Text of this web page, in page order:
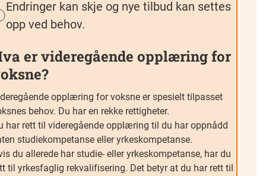
Endringer kan skje og nye tilbud kan settes
opp ved behov.
er videregående opplæring for
opplæring for voksne er spesielt tilpasset
behov. Du har en rekke rettigheter.
har rett til videregående opplæring til du har oppnådd
studiekompetanse eller yrkeskompetanse.
du allerede har studie- eller yrkeskompetanse, har du
til yrkesfaglig rekvalifisering. Det betyr at du har rett til